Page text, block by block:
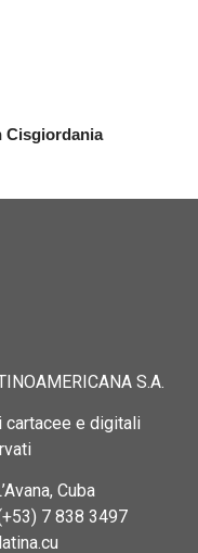
Cisgiordania
S.A.
cartacee e digitali
Cuba
7 838 3497